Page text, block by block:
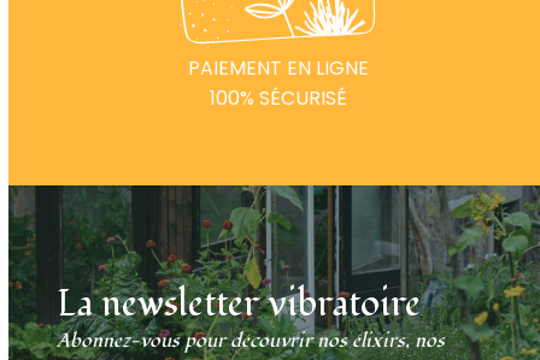
PAIEMENT EN LIGNE
100% SÉCURISÉ
La newsletter vibratoire
Abonnez-vous pour découvrir nos élixirs, nos